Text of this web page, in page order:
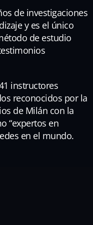
de investigaciones
y es el único
de estudio
instructores
reconocidos por la
de Milán con la
“expertos en
en el mundo.